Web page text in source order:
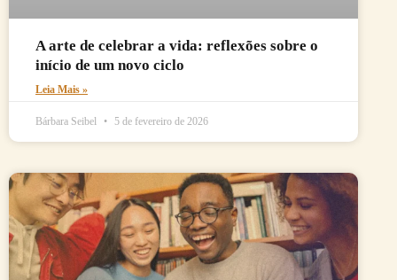
A arte de celebrar a vida: reflexões sobre o
início de um novo ciclo
Leia Mais »
Bárbara Seibel 5 de fevereiro de 2026